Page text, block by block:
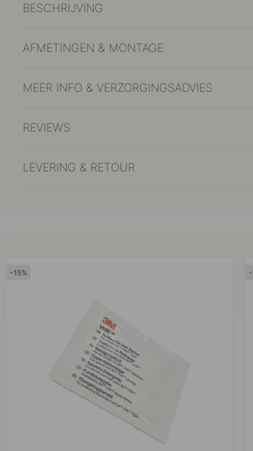
BESCHRIJVING
AFMETINGEN & MONTAGE
MEER INFO & VERZORGINGSADVIES
REVIEWS
LEVERING & RETOUR
15